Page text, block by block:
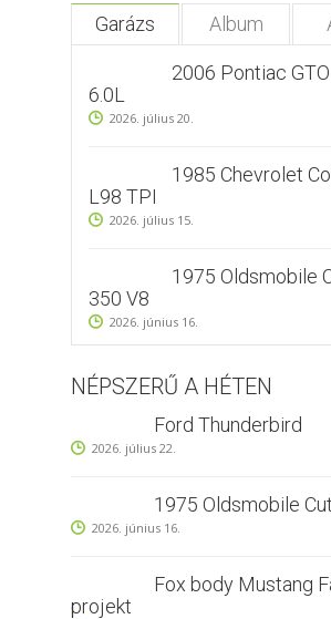
Garázs Album
2006 Pontiac
6.0L
2026. július 20.
1985 Chevrolet
L98 TPI
2026. július 15.
1975 Oldsmobile
350 V8
2026. június 16.
NÉPSZERŰ A HÉTEN
Ford Thunderbird
2026. július 22.
1975 Oldsmobile
2026. június 16.
Fox body Mustang
projekt